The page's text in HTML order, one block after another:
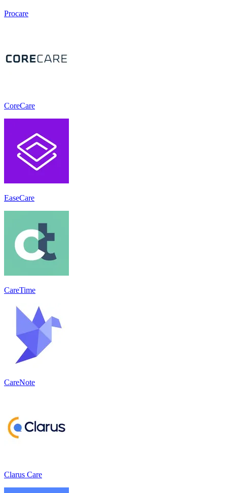
Procare
CoreCare
EaseCare
CareTime
CareNote
Clarus Care